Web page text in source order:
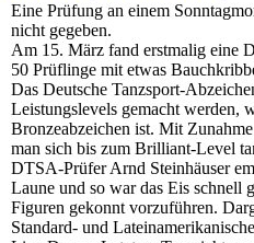
Eine Prüfung an einem
nicht gegeben.
Am 15. März fand erstmalig eine
50 Prüflinge mit etwas
Das Deutsche Tanzsport-
Leistungslevels gemacht werden,
Bronzeabzeichen ist. Mit
man sich bis zum Brilliant-Level
DTSA-Prüfer Arnd Steinhäuser
Laune und so war das Eis schnell
Figuren gekonnt vorzuführen.
Standard- und